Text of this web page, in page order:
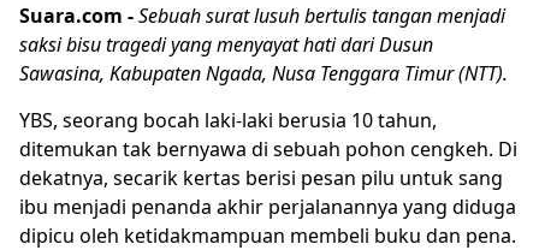
Suara.com -Sebuah surat lusuh bertulis tangan menjadi
saksi bisu tragedi yang menyayat hati dari Dusun
Sawasina, Kabupaten Ngada, Nusa Tenggara Timur(NTT).
YBS, seorang bocah laki-laki berusia 10 tahun,
ditemukan tak bernyawa di sebuah pohon cengkeh. Di
dekatnya, secarik kertas berisi pesan pilu untuk sang
ibu menjadi penanda akhir perjalanannya yang diduga
dipicu oleh ketidakmampuan membeli buku dan pena.